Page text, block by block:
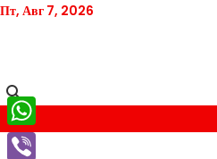
Перейти
Пт, Авг 7, 2026
WhatsApp